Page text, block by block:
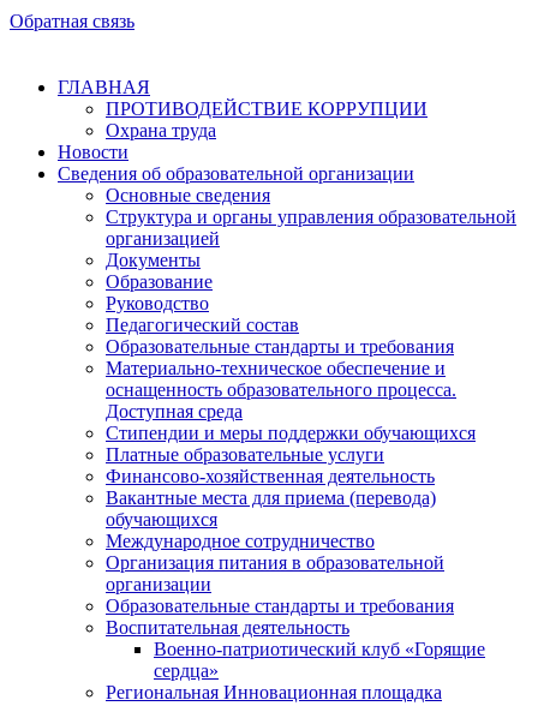
Обратная связь
ГЛАВНАЯ
ПРОТИВОДЕЙСТВИЕ КОРРУПЦИИ
Охрана труда
Новости
Сведения об образовательной организации
Основные сведения
Структура и органы управления образовательной
организацией
Документы
Образование
Руководство
Педагогический состав
Образовательные стандарты и требования
Материально-техническое обеспечение и
оснащенность образовательного процесса.
Доступная среда
Стипендии и меры поддержки обучающихся
Платные образовательные услуги
Финансово-хозяйственная деятельность
Вакантные места для приема (перевода)
обучающихся
Международное сотрудничество
Организация питания в образовательной
организации
Образовательные стандарты и требования
Воспитательная деятельность
Военно-патриотический клуб «Горящие
сердца»
Региональная Инновационная площадка